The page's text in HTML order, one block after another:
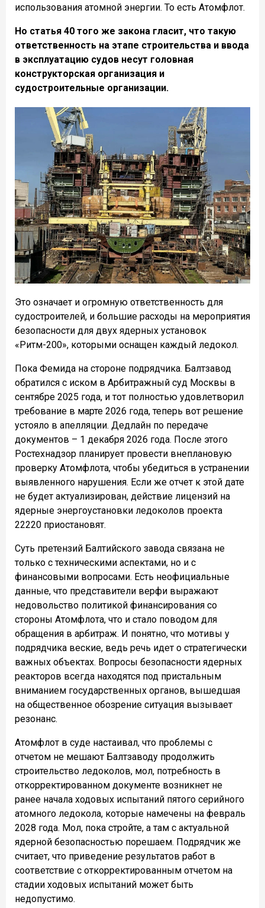
использования атомной энергии. То есть Атомфлот.
Но статья 40 того же закона гласит, что такую
ответственность на этапе строительства и ввода
в эксплуатацию судов несут головная
конструкторская организация и
судостроительные организации.
Это означает и огромную ответственность для
судостроителей, и большие расходы на мероприятия
безопасности для двух ядерных установок
«Ритм-200», которыми оснащен каждый ледокол.
Пока Фемида на стороне подрядчика. Балтзавод
обратился с иском в Арбитражный суд Москвы в
сентябре 2025 года, и тот полностью удовлетворил
требование в марте 2026 года, теперь вот решение
устояло в апелляции. Дедлайн по передаче
документов – 1 декабря 2026 года. После этого
Ростехнадзор планирует провести внеплановую
проверку Атомфлота, чтобы убедиться в устранении
выявленного нарушения. Если же отчет к этой дате
не будет актуализирован, действие лицензий на
ядерные энергоустановки ледоколов проекта
22220 приостановят.
Суть претензий Балтийского завода связана не
только с техническими аспектами, но и с
финансовыми вопросами. Есть неофициальные
данные, что представители верфи выражают
недовольство политикой финансирования со
стороны Атомфлота, что и стало поводом для
обращения в арбитраж. И понятно, что мотивы у
подрядчика веские, ведь речь идет о стратегически
важных объектах. Вопросы безопасности ядерных
реакторов всегда находятся под пристальным
вниманием государственных органов, вышедшая
на общественное обозрение ситуация вызывает
резонанс.
Атомфлот в суде настаивал, что проблемы с
отчетом не мешают Балтзаводу продолжить
строительство ледоколов, мол, потребность в
откорректированном документе возникнет не
ранее начала ходовых испытаний пятого серийного
атомного ледокола, которые намечены на февраль
2028 года. Мол, пока стройте, а там с актуальной
ядерной безопасностью порешаем. Подрядчик же
считает, что приведение результатов работ в
соответствие с откорректированным отчетом на
стадии ходовых испытаний может быть
недопустимо.